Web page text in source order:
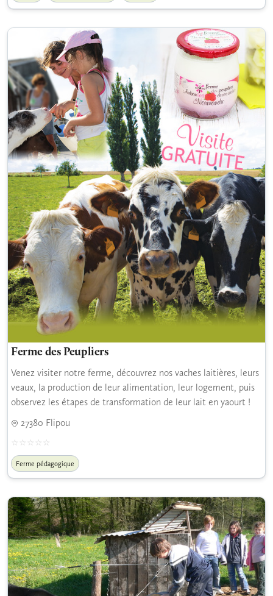
Ferme des Peupliers
Venez visiter notre ferme, découvrez nos vaches laitières, leurs
veaux, la production de leur alimentation, leur logement, puis
observez les étapes de transformation de leur lait en yaourt !
27380 Flipou
Ferme pédagogique